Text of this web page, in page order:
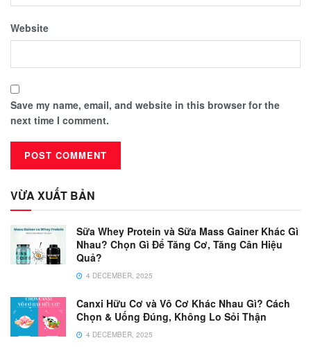
Website
Save my name, email, and website in this browser for the
next time I comment.
VỪA XUẤT BẢN
Sữa Whey Protein và Sữa Mass Gainer Khác Gì
Nhau? Chọn Gì Để Tăng Cơ, Tăng Cân Hiệu
Quả?
4 DECEMBER, 2025
Canxi Hữu Cơ và Vô Cơ Khác Nhau Gì? Cách
Chọn & Uống Đúng, Không Lo Sỏi Thận
4 DECEMBER, 2025